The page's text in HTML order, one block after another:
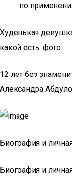
по
Худенькая
какой есть: фото
12 лет без
Александра
Биография и
Биография и